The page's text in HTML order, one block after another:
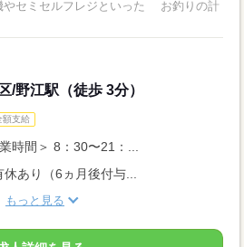
/野江駅（徒歩 3分）
額支給
時間＞ 8：30〜21：...
あり（6ヵ月後付与...
もっと見る